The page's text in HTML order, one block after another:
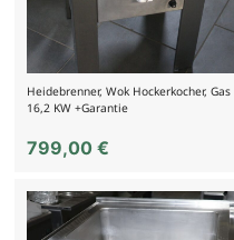
Heidebrenner, Wok Hockerkocher, Gas
16,2 KW +Garantie
799,00 €